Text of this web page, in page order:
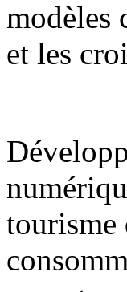
modèles
et les
tourisme